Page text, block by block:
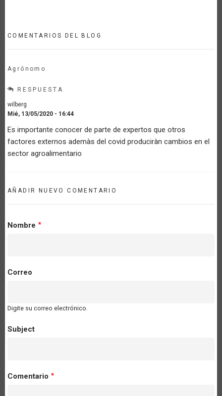
COMENTARIOS DEL BLOG
Agrónomo
RESPUESTA
wilberg
Mié, 13/05/2020 - 16:44
Es importante conocer de parte de expertos que otros
factores externos ademàs del covid produciràn cambios en el
sector agroalimentario
AÑADIR NUEVO COMENTARIO
Nombre
Correo
Digite su correo electrónico.
Subject
Comentario